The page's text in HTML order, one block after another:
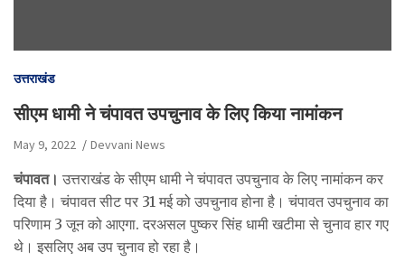
उत्तराखंड
सीएम धामी ने चंपावत उपचुनाव के लिए किया नामांकन
May 9, 2022 Devvani News
चंपावत। उत्तराखंड के सीएम धामी ने चंपावत उपचुनाव के लिए नामांकन कर
दिया है। चंपावत सीट पर 31 मई को उपचुनाव होना है। चंपावत उपचुनाव का
परिणाम 3 जून को आएगा. दरअसल पुष्कर सिंह धामी खटीमा से चुनाव हार गए
थे। इसलिए अब उप चुनाव हो रहा है।